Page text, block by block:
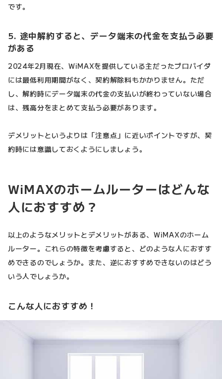
です。
5. 途中解約すると、データ端末の代金を支払う必要
がある
2024年2月現在、WiMAXを提供している主だったプロバイダ
には最低利用期間がなく、契約解除料もかかりません。ただ
し、解約時にデータ端末の代金の支払いが終わっていない場合
は、残高分をまとめて支払う必要があります。
デメリットというよりは「注意点」に近いポイントですが、契
約時には意識しておくようにしましょう。
WiMAXのホームルーターはどんな
人におすすめ？
以上のようなメリットとデメリットがある、WiMAXのホーム
ルーター。これらの特徴を考慮すると、どのような人におすす
めできるのでしょうか。また、逆におすすめできないのはどう
いう人でしょうか。
こんな人におすすめ！